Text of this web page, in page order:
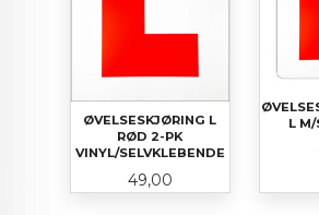
ØVELSESKJØRING L
RØD 2-PK
VINYL/SELVKLEBENDE
Pris
49,00
L M/